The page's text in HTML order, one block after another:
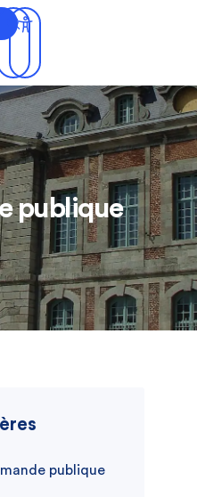
publique
publique